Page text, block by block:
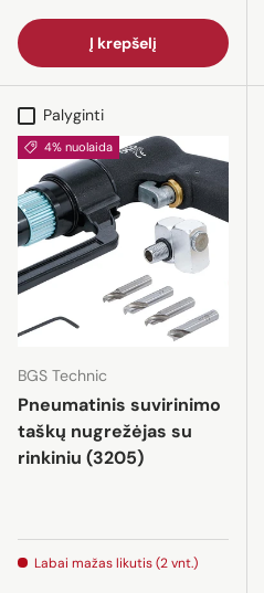
Į krepšelį
Palyginti
4% nuolaida
BGS Technic
Pneumatinis suvirinimo
taškų nugrežėjas su
rinkiniu (3205)
Labai mažas likutis (2 vnt.)